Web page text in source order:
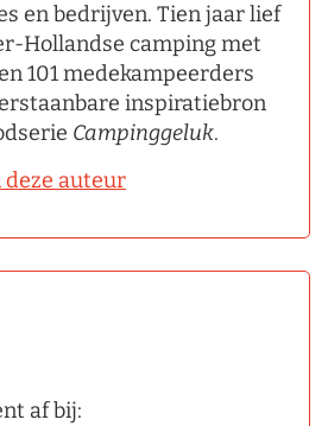
en bedrijven. Tien jaar lief
Hollandse camping met
101 medekampeerders
inspiratiebron
Campinggeluk.
deze auteur
af bij: